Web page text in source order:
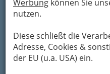
Werbung können Sie
nutzen.
Diese schließt die
Adresse, Cookies &
der EU (u.a. USA) ein.
Karte
Adresse mit Google